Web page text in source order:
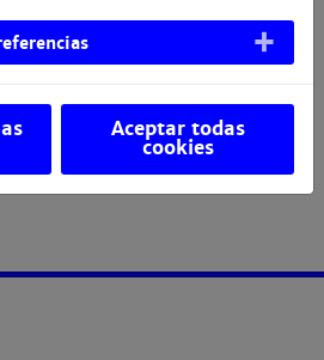
auf berufliche
vor.
Aceptar todas
cookies